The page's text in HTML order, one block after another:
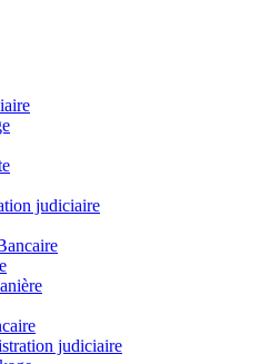
judiciaire
judiciaire